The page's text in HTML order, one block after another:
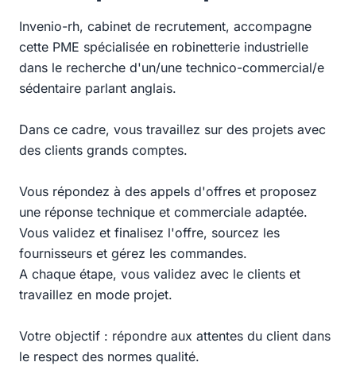
Invenio-rh, cabinet de recrutement, accompagne
cette PME spécialisée en robinetterie industrielle
dans le recherche d'un/une technico-commercial/e
sédentaire parlant anglais.
Dans ce cadre, vous travaillez sur des projets avec
des clients grands comptes.
Vous répondez à des appels d'offres et proposez
une réponse technique et commerciale adaptée.
Vous validez et finalisez l'offre, sourcez les
fournisseurs et gérez les commandes.
A chaque étape, vous validez avec le clients et
travaillez en mode projet.
Votre objectif : répondre aux attentes du client dans
le respect des normes qualité.